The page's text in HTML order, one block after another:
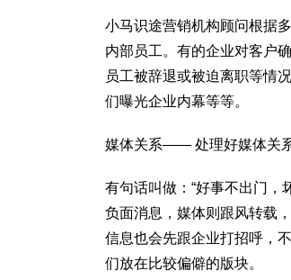
小马识途营销机构顾问根据
内部员工。有的企业对客户
员工被辞退或被迫离职等情
们曝光企业内幕等等。
媒体关系—— 处理好媒体关
有句话叫做：“好事不出门，
负面消息，媒体则跟风转载
信息也会先跟企业打招呼，
们放在比较偏僻的版块。